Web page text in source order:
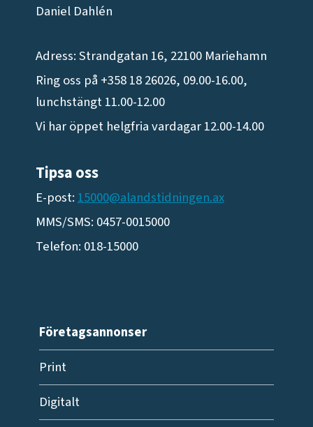
Daniel Dahlén
Adress: Strandgatan 16, 22100 Mariehamn
Ring oss på +358 18 26026, 09.00-16.00,
lunchstängt 11.00-12.00
Vi har öppet helgfria vardagar 12.00-14.00
Tipsa oss
E-post:15000@alandstidningen.ax
MMS/SMS: 0457-0015000
Telefon: 018-15000
Företagsannonser
Print
Digitalt